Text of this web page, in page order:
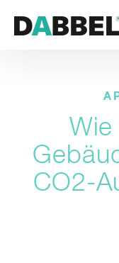
CO2-